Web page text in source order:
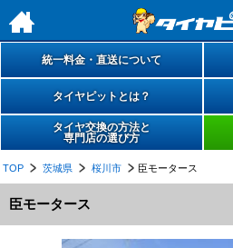
h
統一料金・直送について
タイヤピットとは？
タイヤ交換の方法と
専門店の選び方
TOP 茨城県 桜川市 臣モータース
臣モータース